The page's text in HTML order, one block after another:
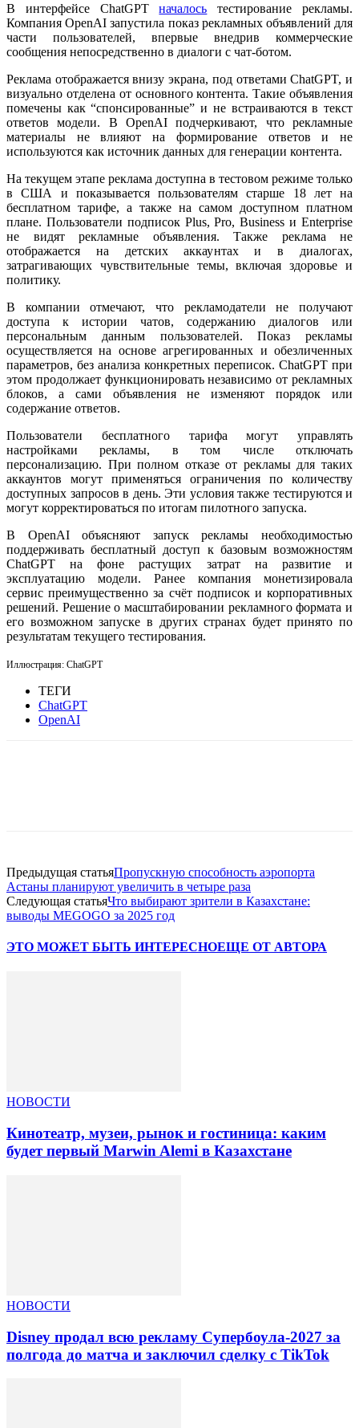
В интерфейсе ChatGPTначалось тестирование рекламы.
Компания OpenAI запустила показ рекламных объявлений для
части пользователей, впервые внедрив коммерческие
сообщения непосредственно в диалоги с чат-ботом.
Реклама отображается внизу экрана, под ответами ChatGPT, и
визуально отделена от основного контента. Такие объявления
помечены как “спонсированные” и не встраиваются в текст
ответов модели. В OpenAI подчеркивают, что рекламные
материалы не влияют на формирование ответов и не
используются как источник данных для генерации контента.
На текущем этапе реклама доступна в тестовом режиме только
в США и показывается пользователям старше 18 лет на
бесплатном тарифе, а также на самом доступном платном
плане. Пользователи подписок Plus, Pro, Business и Enterprise
не видят рекламные объявления. Также реклама не
отображается на детских аккаунтах и в диалогах,
затрагивающих чувствительные темы, включая здоровье и
политику.
В компании отмечают, что рекламодатели не получают
доступа к истории чатов, содержанию диалогов или
персональным данным пользователей. Показ рекламы
осуществляется на основе агрегированных и обезличенных
параметров, без анализа конкретных переписок. ChatGPT при
этом продолжает функционировать независимо от рекламных
блоков, а сами объявления не изменяют порядок или
содержание ответов.
Пользователи бесплатного тарифа могут управлять
настройками рекламы, в том числе отключать
персонализацию. При полном отказе от рекламы для таких
аккаунтов могут применяться ограничения по количеству
доступных запросов в день. Эти условия также тестируются и
могут корректироваться по итогам пилотного запуска.
В OpenAI объясняют запуск рекламы необходимостью
поддерживать бесплатный доступ к базовым возможностям
ChatGPT на фоне растущих затрат на развитие и
эксплуатацию модели. Ранее компания монетизировала
сервис преимущественно за счёт подписок и корпоративных
решений. Решение о масштабировании рекламного формата и
его возможном запуске в других странах будет принято по
результатам текущего тестирования.
Иллюстрация: ChatGPT
ТЕГИ
ChatGPT
OpenAI
Предыдущая статьяПропускную способность аэропорта
Астаны планируют увеличить в четыре раза
Следующая статьяЧто выбирают зрители в Казахстане:
выводы MEGOGO за 2025 год
ЭТО МОЖЕТ БЫТЬ ИНТЕРЕСНОЕЩЕ ОТ АВТОРА
НОВОСТИ
Кинотеатр, музеи, рынок и гостиница: каким
будет первый Marwin Alemi в Казахстане
НОВОСТИ
Disney продал всю рекламу Супербоула-2027 за
полгода до матча и заключил сделку с TikTok